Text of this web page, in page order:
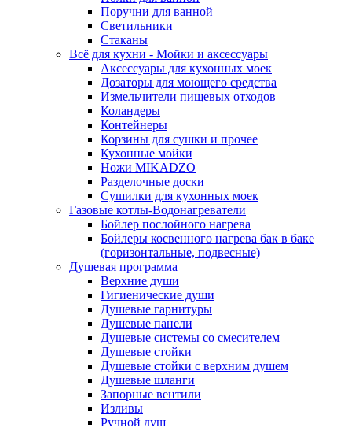
Поручни для ванной
Светильники
Стаканы
Всё для кухни - Мойки и аксессуары
Аксессуары для кухонных моек
Дозаторы для моющего средства
Измельчители пищевых отходов
Коландеры
Контейнеры
Корзины для сушки и прочее
Кухонные мойки
Ножи MIKADZO
Разделочные доски
Сушилки для кухонных моек
Газовые котлы-Водонагреватели
Бойлер послойного нагрева
Бойлеры косвенного нагрева бак в баке
(горизонтальные, подвесные)
Душевая программа
Верхние души
Гигиенические души
Душевые гарнитуры
Душевые панели
Душевые системы со смесителем
Душевые стойки
Душевые стойки с верхним душем
Душевые шланги
Запорные вентили
Изливы
Ручной душ